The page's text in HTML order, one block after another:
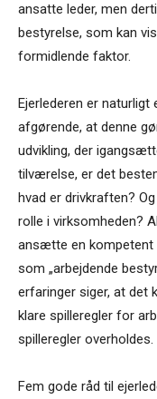
ansatte leder, men
bestyrelse, som kan
formidlende faktor.
Ejerlederen er
afgørende, at denne
udvikling, der
tilværelse, er det
hvad er drivkraften?
rolle i virksomheden?
ansætte en kompetent
som „arbejdende
erfaringer siger, at det
klare spilleregler for
spilleregler overholdes.
Fem gode råd til